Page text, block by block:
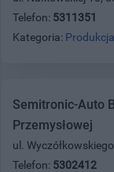
Telefon: 5311351
Kategoria:
Semitronic-Auto
Przemysłowej
ul.
Telefon: 5302412